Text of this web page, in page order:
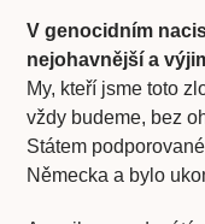
V genocidním
nejohavnější a
My, kteří jsme toto
vždy budeme, bez
Státem
Německa a bylo